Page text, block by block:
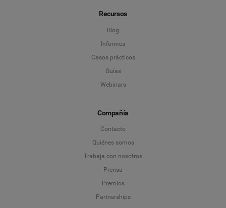
Recursos
Blog
Informes
Casos prácticos
Guías
Webinars
Compañía
Contacto
Quiénes somos
Trabaja con nosotros
Prensa
Premios
Partnerships